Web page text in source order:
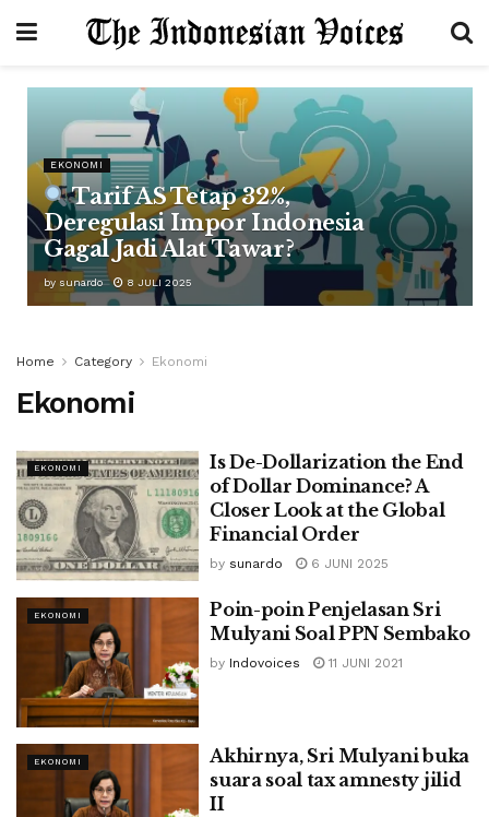
EKONOMI
Tarif AS Tetap 32%,
Deregulasi Impor Indonesia
Gagal Jadi Alat Tawar?
by sunardo 8 JULI 2025
Home Category Ekonomi
Ekonomi
EKONOMI
Is De-Dollarization the End
of Dollar Dominance? A
Closer Look at the Global
Financial Order
by sunardo 6 JUNI 2025
EKONOMI
Poin-poin Penjelasan Sri
Mulyani Soal PPN Sembako
by Indovoices 11 JUNI 2021
EKONOMI
Akhirnya, Sri Mulyani buka
suara soal tax amnesty jilid
II